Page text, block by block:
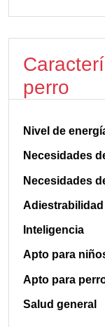
perro
Nivel de
Necesidades
Necesidades
Adiestrabilidad
Inteligencia
Apto para
Apto para
Salud general